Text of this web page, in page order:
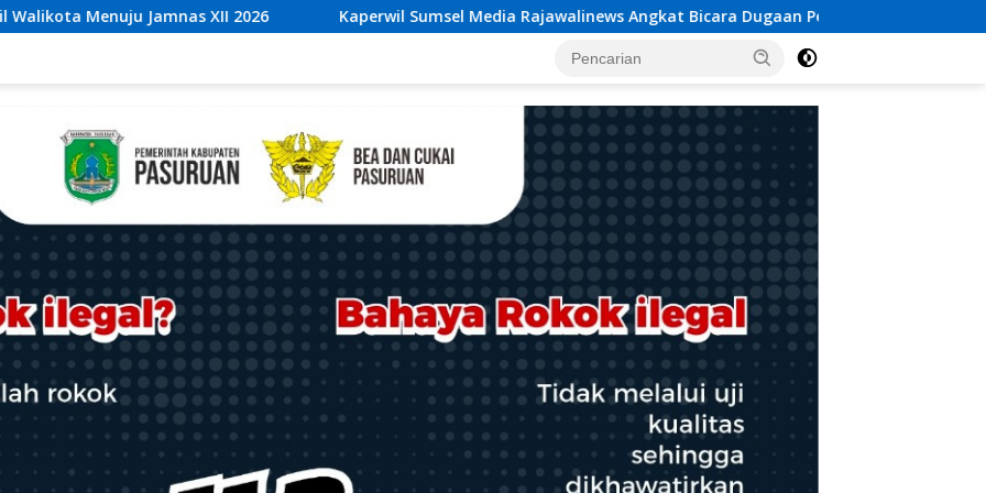
Kaperwil Sumsel Media Rajawalinews Angkat Bicara Dugaan Penggelapan Dana Desa Rp 84 Juta, Kades